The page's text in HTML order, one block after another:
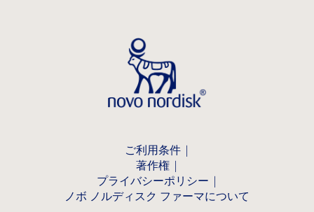
ご利用条件
著作権
プライバシーポリシー
ノボ ノルディスク ファーマについて